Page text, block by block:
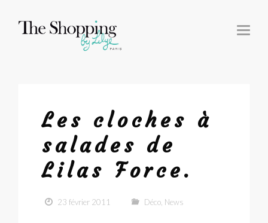
T
O
Les cloches à
salades de
Lilas Force.
23 février 2011 Déco News